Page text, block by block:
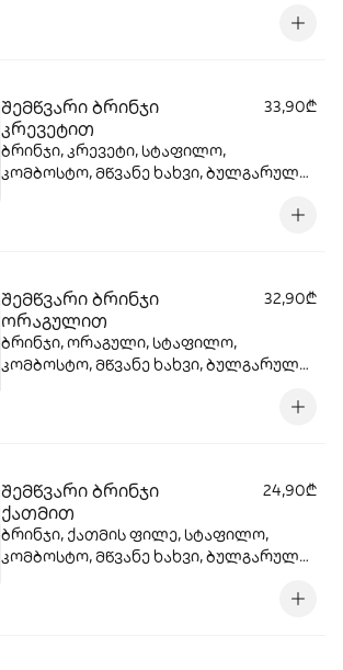
სოუსი, სეზამის მარცვლები , ტერიაკის
შემწვარი ბრინჯი
კრევეტით
33,90₾
ბრინჯი, კრევეტი, სტაფილო,
კომბოსტო, მწვანე ხახვი, ბულგარული,
შემწვარი ბრინჯი
ორაგულით
32,90₾
ბრინჯი, ორაგული, სტაფილო,
კომბოსტო, მწვანე ხახვი, ბულგარული,
შემწვარი ბრინჯი
ქათმით
24,90₾
ბრინჯი, ქათმის ფილე, სტაფილო,
კომბოსტო, მწვანე ხახვი, ბულგარული,